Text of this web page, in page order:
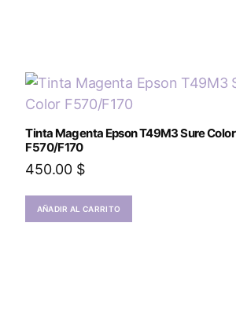
Tinta Magenta Epson T49M3 Sure Color
F570/F170
450.00 $
AÑADIR AL CARRITO